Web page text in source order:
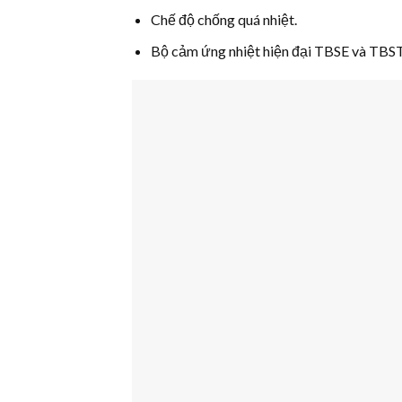
Chế độ chống quá nhiệt.
Bộ cảm ứng nhiệt hiện đại TBSE và